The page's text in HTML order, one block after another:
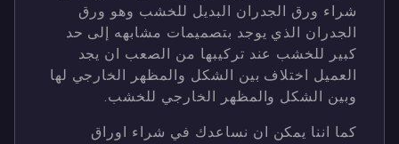
شراء ورق الجدران البديل للخشب وهو ورق
الجدران الذي يوجد بتصميمات مشابهه إلى حد
كبير للخشب عند تركيبها من الصعب ان يجد
العميل اختلاف بين الشكل والمظهر الخارجي لها
وبين الشكل والمظهر الخارجي للخشب.
كما اننا يمكن ان نساعدك في شراء اوراق